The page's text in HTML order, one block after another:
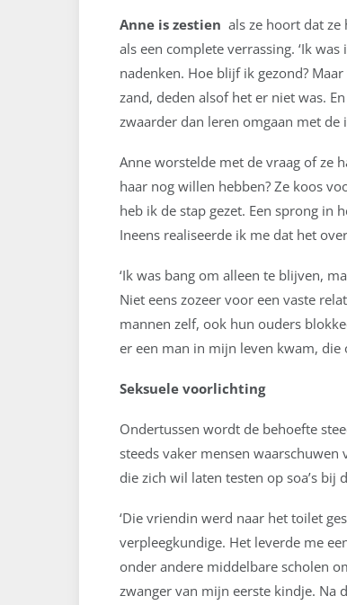
Anne is zestien als ze hoort dat
als een complete verrassing. ‘Ik
nadenken. Hoe blijf ik gezond?
zand, deden alsof het er niet was.
zwaarder dan leren omgaan met de
Anne worstelde met de vraag of ze
haar nog willen hebben? Ze koos
heb ik de stap gezet. Een sprong in
Ineens realiseerde ik me dat het
‘Ik was bang om alleen te blijven,
Niet eens zozeer voor een vaste
mannen zelf, ook hun ouders
er een man in mijn leven kwam, die
Seksuele voorlichting
Ondertussen wordt de behoefte
steeds vaker mensen
die zich wil laten testen op soa’s bij
‘Die vriendin werd naar het toilet
verpleegkundige. Het leverde me
onder andere middelbare scholen
zwanger van mijn eerste kindje. Na